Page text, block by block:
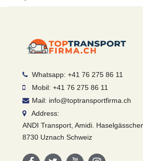
Whatsapp: +41 76 275 86 11
Mobil: +41 76 275 86 11
Mail: info@toptransportfirma.ch
Address:
ANDI Transport, Amidi.
8730 Uznach Schweiz